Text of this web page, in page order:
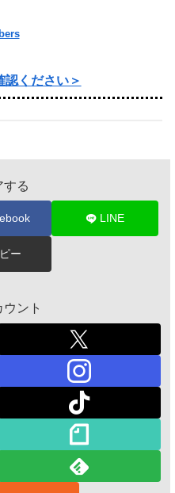
認ください＞
する
LINE
ー
ント